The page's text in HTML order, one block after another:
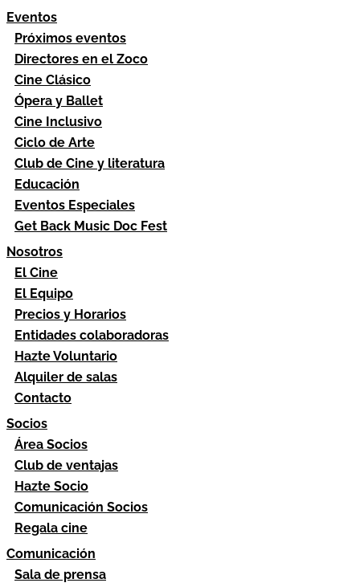
Eventos
Próximos eventos
Directores en el Zoco
Cine Clásico
Ópera y Ballet
Cine Inclusivo
Ciclo de Arte
Club de Cine y literatura
Educación
Eventos Especiales
Get Back Music Doc Fest
Nosotros
El Cine
El Equipo
Precios y Horarios
Entidades colaboradoras
Hazte Voluntario
Alquiler de salas
Contacto
Socios
Área Socios
Club de ventajas
Hazte Socio
Comunicación Socios
Regala cine
Comunicación
Sala de prensa